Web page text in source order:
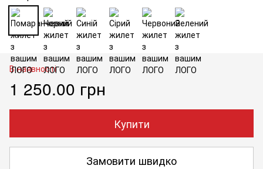
В наявності
1 250.00 грн
Купити
Замовити швидко